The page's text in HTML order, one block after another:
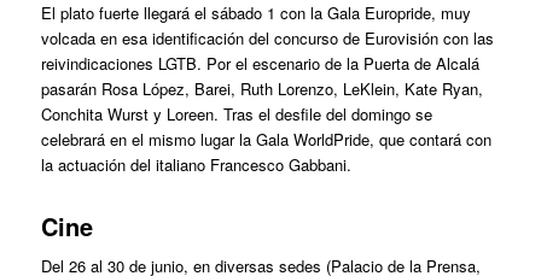
El plato fuerte llegará el sábado 1 con la Gala Europride, muy
volcada en esa identificación del concurso de Eurovisión con las
reivindicaciones LGTB. Por el escenario de la Puerta de Alcalá
pasarán Rosa López, Barei, Ruth Lorenzo, LeKlein, Kate Ryan,
Conchita Wurst y Loreen. Tras el desfile del domingo se
celebrará en el mismo lugar la Gala WorldPride, que contará con
la actuación del italiano Francesco Gabbani.
Cine
Del 26 al 30 de junio, en diversas sedes (Palacio de la Prensa,